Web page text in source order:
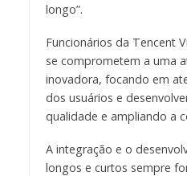
longo”.
Funcionários da Tencent
se comprometem a uma
inovadora, focando em
dos usuários e
qualidade e ampliando a
A integração e o
longos e curtos sempre